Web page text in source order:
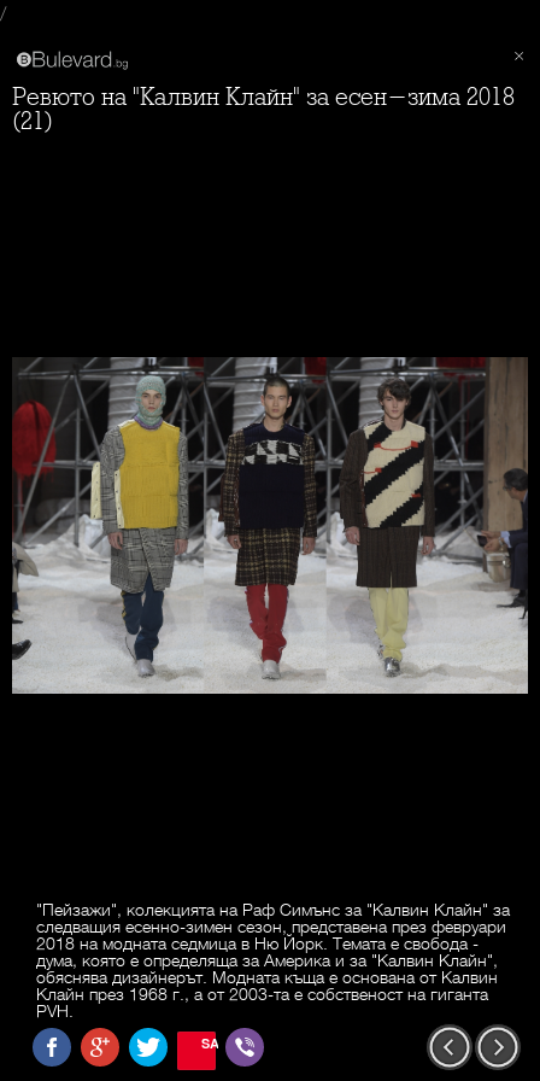
/
Ревюто на "Калвин Клайн" за есен-зима 2018
(21)
"Пейзажи", колекцията на Раф Симънс за "Калвин Клайн" за
следващия есенно-зимен сезон, представена през февруари
2018 на модната седмица в Ню Йорк. Темата е свобода -
дума, която е определяща за Америка и за "Калвин Клайн",
обяснява дизайнерът. Модната къща е основана от Калвин
Клайн през 1968 г., а от 2003-та е собственост на гиганта
PVH.
SAVE